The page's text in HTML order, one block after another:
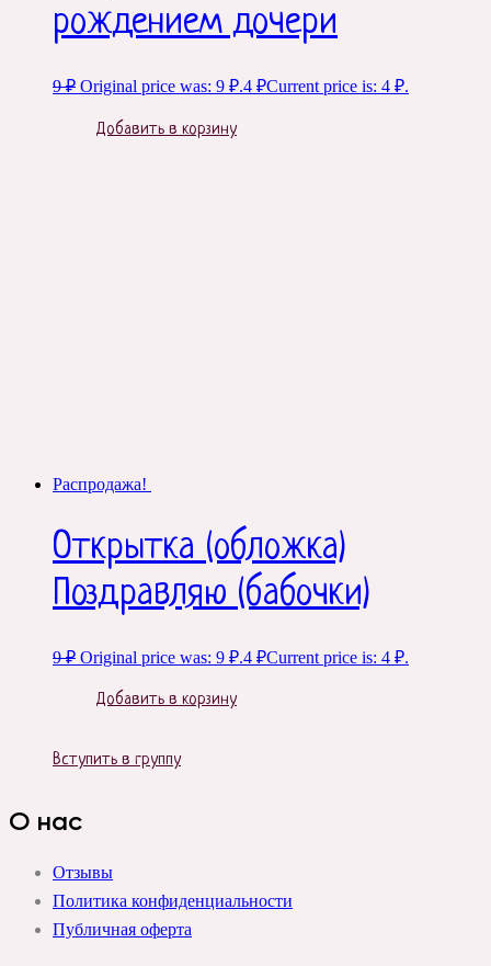
рождением дочери
9₽ Original price was: 9 ₽.4 ₽Current price is: 4 ₽.
Добавить в корзину
Распродажа!
Открытка (обложка)
Поздравляю (бабочки)
9₽ Original price was: 9 ₽.4 ₽Current price is: 4 ₽.
Добавить в корзину
Вступить в группу
О нас
Отзывы
Политика конфиденциальности
Публичная оферта